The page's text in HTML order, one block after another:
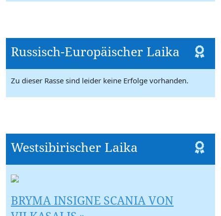
Russisch-Europäischer Laika
Zu dieser Rasse sind leider keine Erfolge vorhanden.
Westsibirischer Laika
BRYMA INSIGNE SCANIA VON